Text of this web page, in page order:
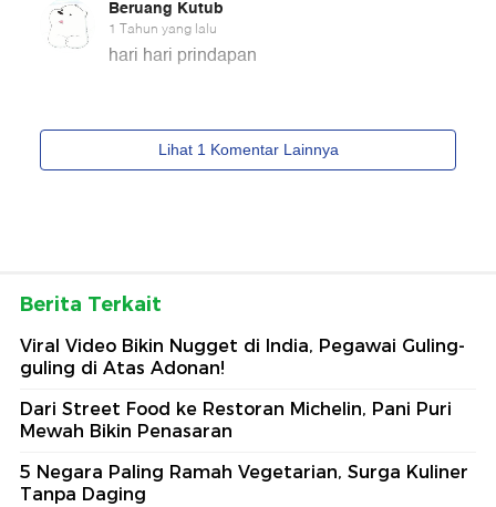
Berita Terkait
Viral Video Bikin Nugget di India, Pegawai Guling-
guling di Atas Adonan!
Dari Street Food ke Restoran Michelin, Pani Puri
Mewah Bikin Penasaran
5 Negara Paling Ramah Vegetarian, Surga Kuliner
Tanpa Daging